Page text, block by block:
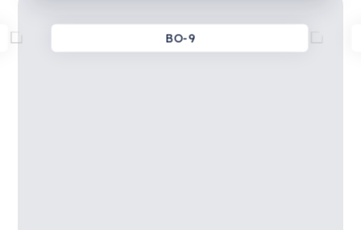
BO-9